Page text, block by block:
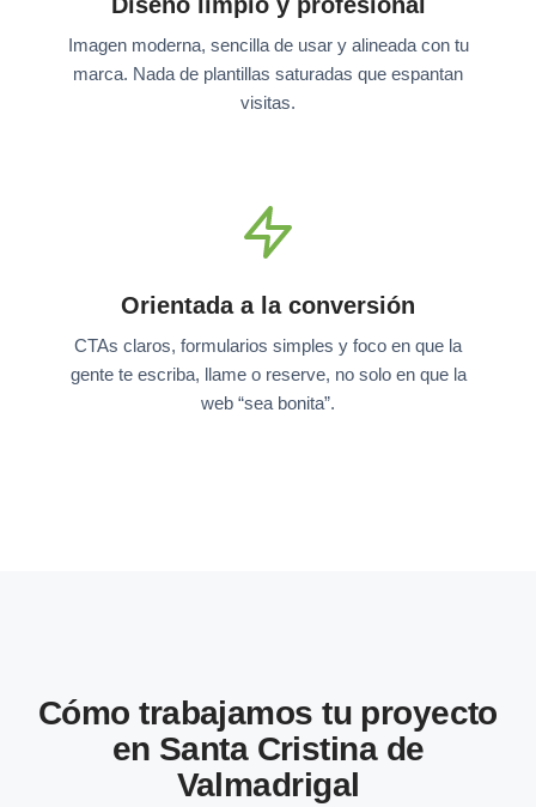
Imagen moderna, sencilla de usar y alineada con tu
marca. Nada de plantillas saturadas que espantan
visitas.
Orientada a la conversión
CTAs claros, formularios simples y foco en que la
gente te escriba, llame o reserve, no solo en que la
web “sea bonita”.
Cómo trabajamos tu proyecto
en Santa Cristina de
Valmadrigal